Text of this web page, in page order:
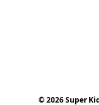
© 2026 Super